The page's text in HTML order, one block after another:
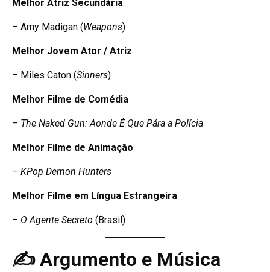
Melhor Atriz Secundária
– Amy Madigan (Weapons)
Melhor Jovem Ator / Atriz
– Miles Caton (Sinners)
Melhor Filme de Comédia
– The Naked Gun: Aonde É Que Pára a Polícia
Melhor Filme de Animação
– KPop Demon Hunters
Melhor Filme em Língua Estrangeira
– O Agente Secreto (Brasil)
✍️ Argumento e Música